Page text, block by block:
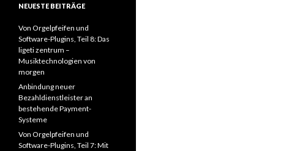
NEUESTE BEITRÄGE
Von Orgelpfeifen und
Software-Plugins, Teil 8: Das
ligeti zentrum –
Musiktechnologien von
morgen
Anbindung neuer
Bezahldienstleister an
bestehende Payment-
Systeme
Von Orgelpfeifen und
Software-Plugins, Teil 7: Mit